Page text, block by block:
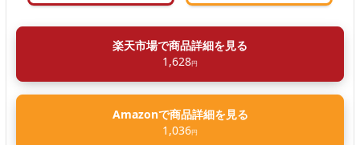
楽天市場で商品詳細を見る
1,628円
Amazonで商品詳細を見る
1,036円